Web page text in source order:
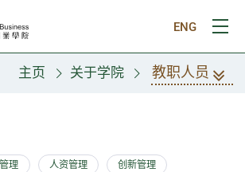
ENG
打
主页 关于学院 教职人员
理 人资管理 创新管理